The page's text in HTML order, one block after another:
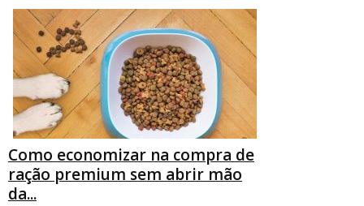
Como economizar na compra de
ração premium sem abrir mão
da...